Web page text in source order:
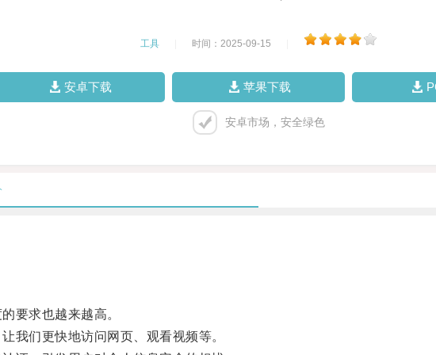
工具 时间：2025-09-15
安卓下载 苹果下载
安卓市场，安全绿色
要求也越来越高。
们更快地访问网页、观看视频等。